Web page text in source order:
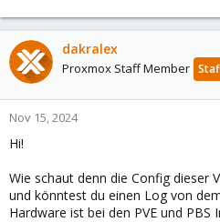
dakralex
Proxmox Staff Member
Nov 15, 2024
Hi!
Wie schaut denn die Config dieser
und könntest du einen Log von
Hardware ist bei den PVE und PBS